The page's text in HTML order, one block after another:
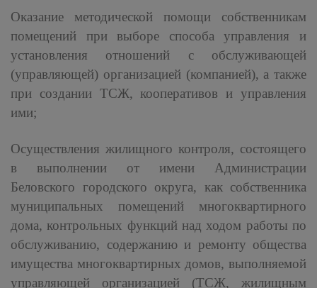
Оказание методической помощи собственникам
помещений при выборе способа управления и
установления отношений с обслуживающей
(управляющей) организацией (компанией), а также
при создании ТСЖ, кооперативов и управления
ими;
Осуществления жилищного контроля, состоящего
в выполнении от имени Администрации
Беловского городского округа, как собственника
муниципальных помещений многоквартирного
дома, контрольных функций над ходом работы по
обслуживанию, содержанию и ремонту общества
имущества многоквартирных домов, выполняемой
управляющей организацией (ТСЖ, жилищным